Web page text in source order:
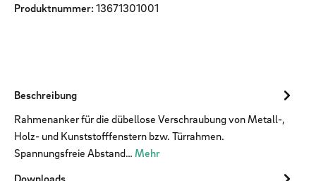
Produktnummer: 13671301001
Beschreibung
Rahmenanker für die dübellose Verschraubung von Metall-,
Holz- und Kunststofffenstern bzw. Türrahmen.
Spannungsfreie Abstand… Mehr